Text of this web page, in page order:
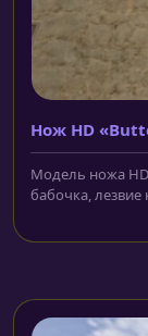
Нож HD
Модель ножа HD
бабочка,